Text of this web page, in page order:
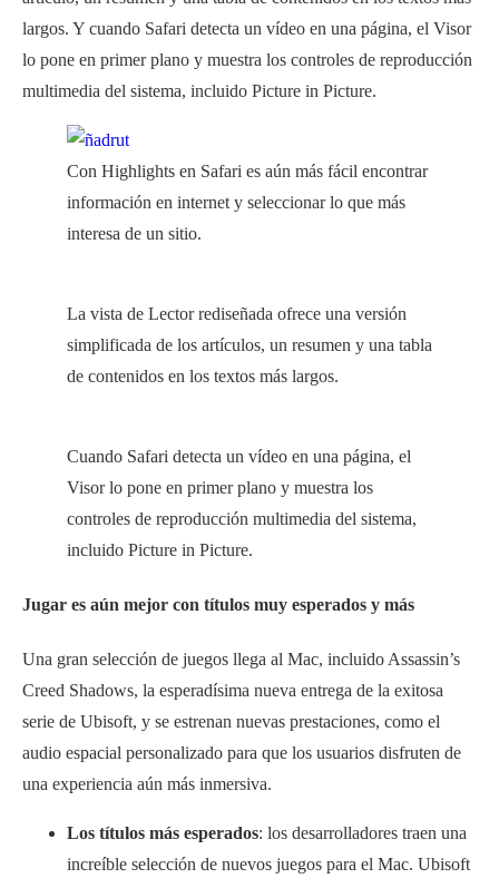
largos. Y cuando Safari detecta un vídeo en una página, el Visor
lo pone en primer plano y muestra los controles de reproducción
multimedia del sistema, incluido Picture in Picture.
Con Highlights en Safari es aún más fácil encontrar
información en internet y seleccionar lo que más
interesa de un sitio.
La vista de Lector rediseñada ofrece una versión
simplificada de los artículos, un resumen y una tabla
de contenidos en los textos más largos.
Cuando Safari detecta un vídeo en una página, el
Visor lo pone en primer plano y muestra los
controles de reproducción multimedia del sistema,
incluido Picture in Picture.
Jugar es aún mejor con títulos muy esperados y más
Una gran selección de juegos llega al Mac, incluido Assassin’s
Creed Shadows, la esperadísima nueva entrega de la exitosa
serie de Ubisoft, y se estrenan nuevas prestaciones, como el
audio espacial personalizado para que los usuarios disfruten de
una experiencia aún más inmersiva.
Los títulos más esperados: los desarrolladores traen una
increíble selección de nuevos juegos para el Mac. Ubisoft